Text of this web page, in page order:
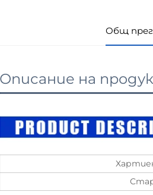
Общ
Описание на